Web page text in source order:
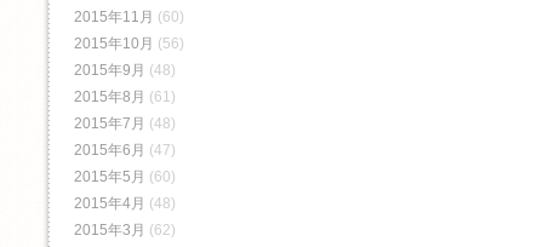
2015年11月 (60)
2015年10月 (56)
2015年9月 (48)
2015年8月 (61)
2015年7月 (48)
2015年6月 (47)
2015年5月 (60)
2015年4月 (48)
2015年3月 (62)